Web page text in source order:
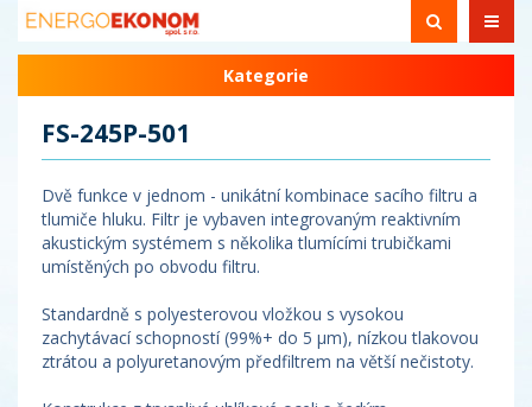
Kategorie
FS-245P-501
Dvě funkce v jednom - unikátní kombinace sacího filtru a
tlumiče hluku. Filtr je vybaven integrovaným reaktivním
akustickým systémem s několika tlumícími trubičkami
umístěných po obvodu filtru.
Standardně s polyesterovou vložkou s vysokou
zachytávací schopností (99%+ do 5 µm), nízkou tlakovou
ztrátou a polyuretanovým předfiltrem na větší nečistoty.